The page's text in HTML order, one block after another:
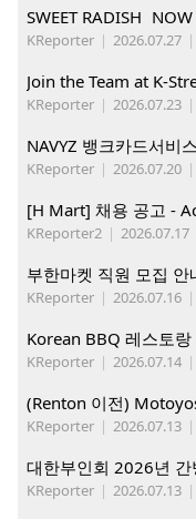
SWEET RADISH
KReporter | 2026.07.27 |
Join the Team at K-
KReporter | 2026.07.23 |
NAVYZ 뱅크카드서비
KReporter | 2026.07.20 |
[H Mart] 채용 공고 -
KReporter2 | 2026.07.17
부한마켓 직원 모집 안
KReporter | 2026.07.16 |
KReporter | 2026.07.14 |
KReporter | 2026.07.13 |
KReporter | 2026.07.13 |